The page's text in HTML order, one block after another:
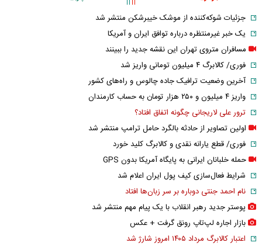
جزئیات شوکه‌کننده از موشک خیبرشکن منتشر شد
یک خبر غیرمنتظره درباره توافق ایران و آمریکا
مسافران متروی تهران این نقشه جدید را ببینند
فوری/ کالابرگ ۴ میلیون تومانی واریز شد
آخرین وضعیت ترافیک جاده چالوس و راه‌های کشور
واریز ۴ میلیون و ۲۵۰ هزار تومان به حساب کارمندان
ترور علی لاریجانی چگونه اتفاق افتاد؟
اولین تصاویر از حادثه بالگرد حامل ترامپ منتشر شد
فوری/ قطع یارانه نقدی و کالابرگ کلید خورد
حمله خلبانان ایرانی به پایگاه آمریکا بدون GPS
شرایط فعال‌سازی کیف پول ایران اعلام شد
نام احمد جنتی دوباره بر سر زبان‌ها افتاد
پوستر جدید رهبر انقلاب با یک پیام مهم منتشر شد
بازار اجاره لپ‌تاپ رونق گرفت + عکس
اعتبار کالابرگ مرداد ۱۴۰۵ امروز شارژ شد